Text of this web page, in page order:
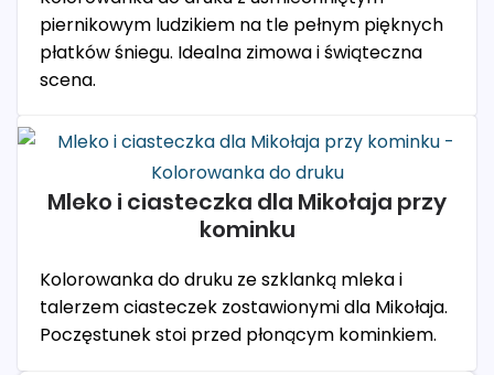
piernikowym ludzikiem na tle pełnym pięknych
płatków śniegu. Idealna zimowa i świąteczna
scena.
Mleko i ciasteczka dla Mikołaja przy
kominku
Kolorowanka do druku ze szklanką mleka i
talerzem ciasteczek zostawionymi dla Mikołaja.
Poczęstunek stoi przed płonącym kominkiem.